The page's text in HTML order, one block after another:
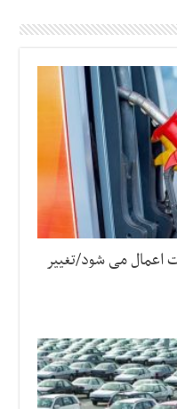
اعمال می شود/تغییر